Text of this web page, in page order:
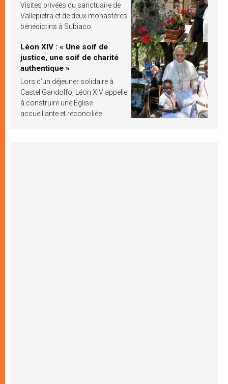
Visites privées du sanctuaire de
Vallepietra et de deux monastères
bénédictins à Subiaco
Léon XIV : « Une soif de
justice, une soif de charité
authentique »
Lors d’un déjeuner solidaire à
Castel Gandolfo, Léon XIV appelle
à construire une Église
accueillante et réconciliée